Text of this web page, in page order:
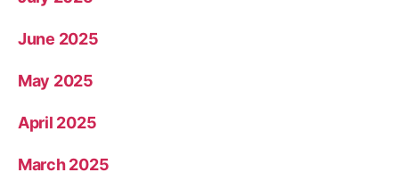
June 2025
May 2025
April 2025
March 2025